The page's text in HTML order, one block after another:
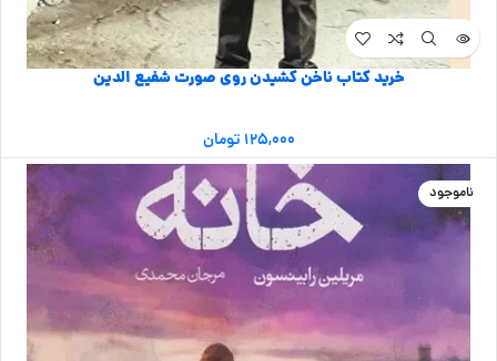
خرید کتاب ناخن کشیدن روی صورت شفیع الدین
۱۲۵,۰۰۰ تومان
ناموجود